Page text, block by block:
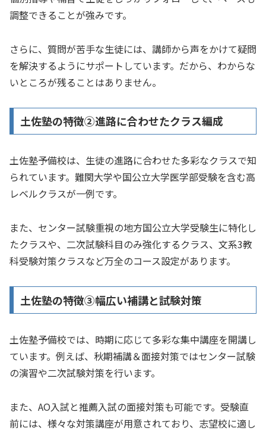
調整できることが強みです。
さらに、質問が苦手な生徒には、講師から声をかけて疑問
を解決するようにサポートしています。だから、わからな
いところが残ることはありません。
土佐塾の特徴②進路に合わせたクラス編成
土佐塾予備校は、生徒の進路に合わせた多彩なクラスで知
られています。難関大学や国公立大学医学部受験を含む高
レベルクラスが一例です。
また、センター試験重視の地方国公立大学受験生に特化し
たクラスや、二次試験科目のみ強化するクラス、文系3教
科受験対策クラスなど万全のコース設定があります。
土佐塾の特徴➂幅広い補講と試験対策
土佐塾予備校では、時期に応じて多彩な集中講座を開講し
ています。例えば、秋期補講＆面接対策ではセンター試験
の演習や二次試験対策を行います。
また、AO入試と推薦入試の面接対策も可能です。受験直
前には、様々な対策講座が用意されており、志望校に適し